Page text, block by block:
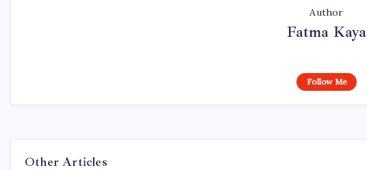
Author
Fatma Kaya
Follow Me
Other Articles